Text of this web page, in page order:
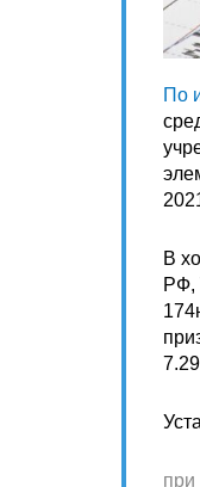
По
В
РФ,
при